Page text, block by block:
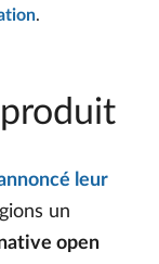
.
leur
un
open